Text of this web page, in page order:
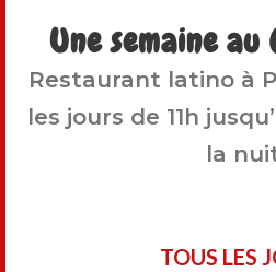
Une semaine au
Restaurant latino à
les jours de 11h
la
TOUS LES